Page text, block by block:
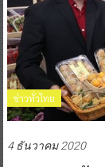
ข่าวทั่วไทย
4 ธันวาคม 2020